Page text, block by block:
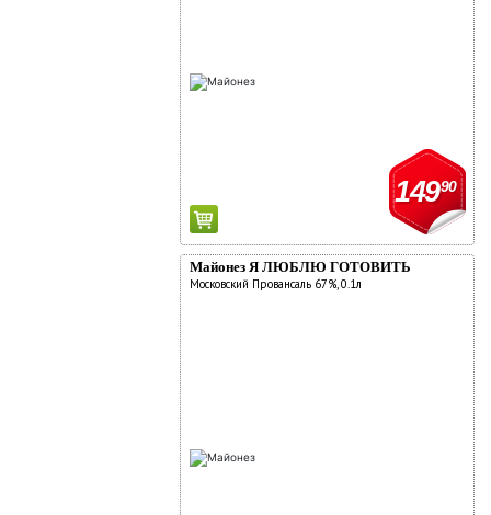
14990
Майонез Я ЛЮБЛЮ ГОТОВИТЬ
Московский Провансаль 67%, 0.1л